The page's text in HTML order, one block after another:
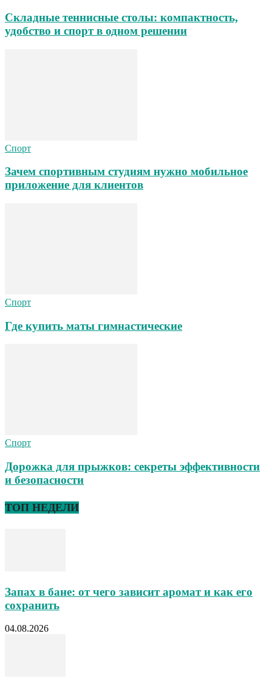
Складные теннисные столы: компактность,
удобство и спорт в одном решении
Спорт
Зачем спортивным студиям нужно мобильное
приложение для клиентов
Спорт
Где купить маты гимнастические
Спорт
Дорожка для прыжков: секреты эффективности
и безопасности
ТОП НЕДЕЛИ
Запах в бане: от чего зависит аромат и как его
сохранить
04.08.2026